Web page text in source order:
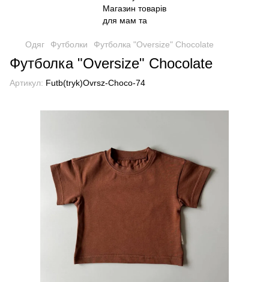
Одяг Футболки Футболка "Oversize" Chocolate
Футболка "Oversize" Chocolate
Артикул: Futb(tryk)Ovrsz-Choco-74